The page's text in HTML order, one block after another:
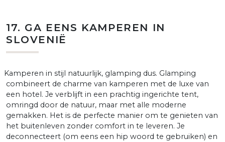
17. GA EENS KAMPEREN IN
SLOVENIË
in stijl natuurlijk, glamping dus. Glamping
combineert de charme van kamperen met de luxe van
een hotel. Je verblijft in een prachtig ingerichte tent,
omringd door de natuur, maar met alle moderne
gemakken. Het is de perfecte manier om te genieten van
het buitenleven zonder comfort in te leveren. Je
deconnecteert (om eens een hip woord te gebruiken) en